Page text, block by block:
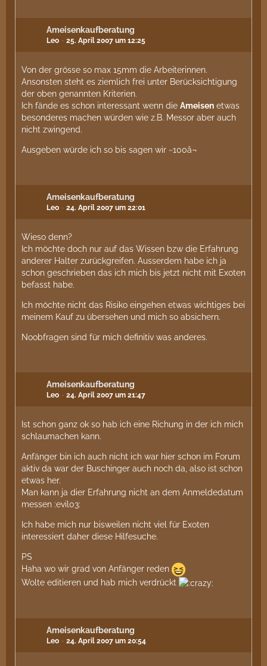
Ameisenkaufberatung
Leo 25. April 2007 um 12:25
Von der grösse so max 15mm die Arbeiterinnen.
Ansonsten steht es ziemlich frei unter Berücksichtigung
der oben genannten Kriterien.
Ich fände es schon interessant wenn die Ameisen etwas
besonderes machen würden wie z.B. Messor aber auch
nicht zwingend.
Ausgeben würde ich so bis sagen wir ~100â¬
Ameisenkaufberatung
Leo 24. April 2007 um 22:01
Wieso denn?
Ich möchte doch nur auf das Wissen bzw die Erfahrung
anderer Halter zurückgreifen. Ausserdem habe ich ja
schon geschrieben das ich mich bis jetzt nicht mit Exoten
befasst habe.
Ich möchte nicht das Risiko eingehen etwas wichtiges bei
meinem Kauf zu übersehen und mich so absichern.
Noobfragen sind für mich definitiv was anderes.
Ameisenkaufberatung
Leo 24. April 2007 um 21:47
Ist schon ganz ok so hab ich eine Richung in der ich mich
schlaumachen kann.
Anfänger bin ich auch nicht ich war hier schon im Forum
aktiv da war der Buschinger auch noch da, also ist schon
etwas her.
Man kann ja dier Erfahrung nicht an dem Anmeldedatum
messen :evil03:
Ich habe mich nur bisweilen nicht viel für Exoten
interessiert daher diese Hilfesuche.
PS
Haha wo wir grad von Anfänger reden
Wolte editieren und hab mich verdrückt
Ameisenkaufberatung
Leo 24. April 2007 um 20:54